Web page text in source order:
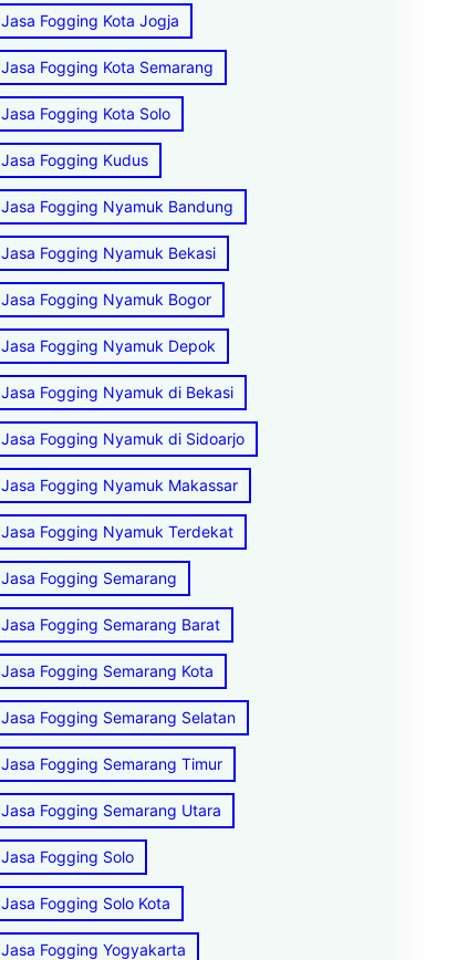
Jasa Fogging Kota Jogja
Jasa Fogging Kota Semarang
Jasa Fogging Kota Solo
Jasa Fogging Kudus
Jasa Fogging Nyamuk Bandung
Jasa Fogging Nyamuk Bekasi
Jasa Fogging Nyamuk Bogor
Jasa Fogging Nyamuk Depok
Jasa Fogging Nyamuk di Bekasi
Jasa Fogging Nyamuk di Sidoarjo
Jasa Fogging Nyamuk Makassar
Jasa Fogging Nyamuk Terdekat
Jasa Fogging Semarang
Jasa Fogging Semarang Barat
Jasa Fogging Semarang Kota
Jasa Fogging Semarang Selatan
Jasa Fogging Semarang Timur
Jasa Fogging Semarang Utara
Jasa Fogging Solo
Jasa Fogging Solo Kota
Jasa Fogging Yogyakarta